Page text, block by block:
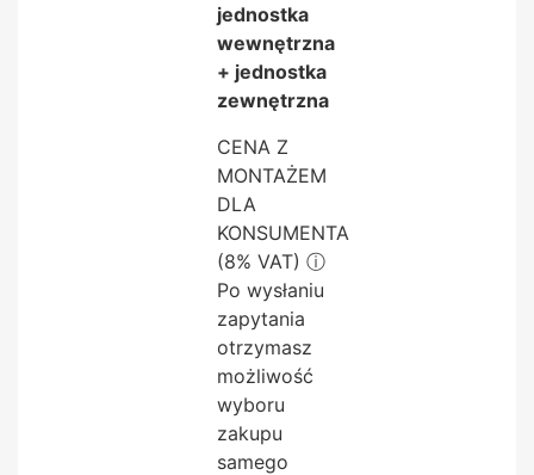
jednostka
wewnętrzna
+ jednostka
zewnętrzna
CENA Z
MONTAŻEM
DLA
KONSUMENTA
(8% VAT) ⓘ
Po wysłaniu
zapytania
otrzymasz
możliwość
wyboru
zakupu
samego